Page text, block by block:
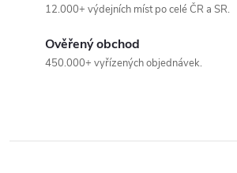
12.000+ výdejních míst po celé ČR a SR.
Ověřený obchod
450.000+ vyřízených objednávek.